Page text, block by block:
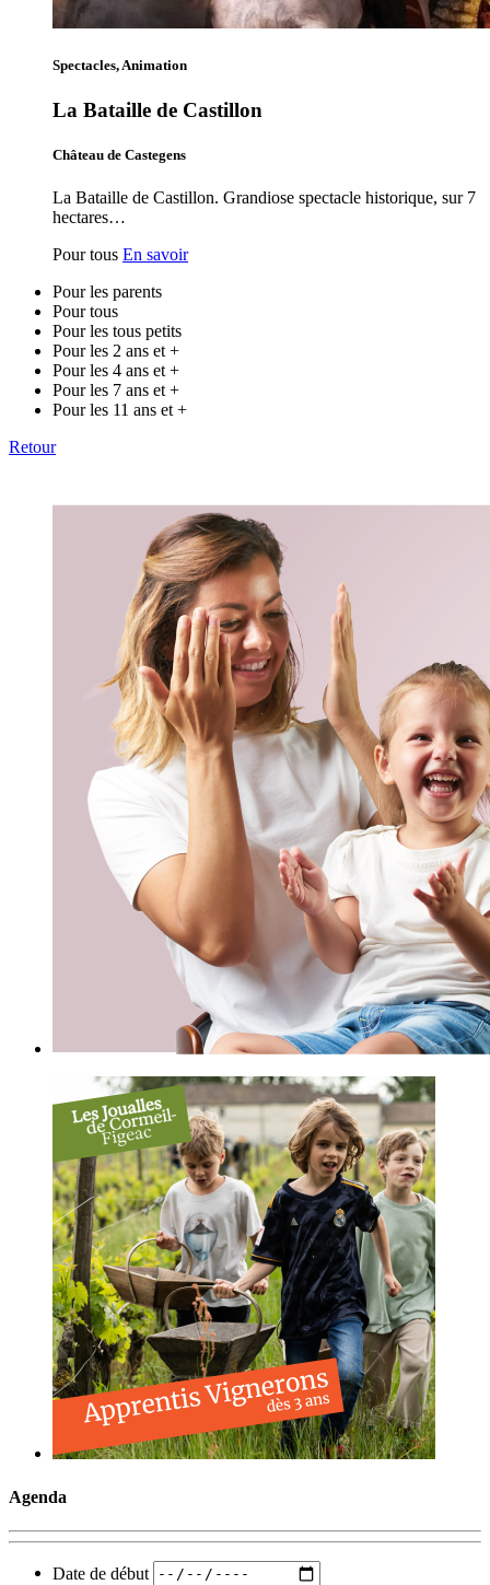
Spectacles, Animation
La Bataille de Castillon
Château de Castegens
La Bataille de Castillon. Grandiose spectacle historique, sur 7
hectares…
Pour tous En savoir
Pour les parents
Pour tous
Pour les tous petits
Pour les 2 ans et +
Pour les 4 ans et +
Pour les 7 ans et +
Pour les 11 ans et +
Retour
Agenda
Date de début